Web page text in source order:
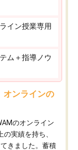
イン授業専用
ム＋指導ノウ
オンラインの
のオンライン
実績を持ち、
きました。蓄積